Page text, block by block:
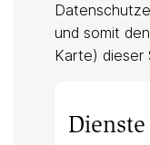
und somit
Karte) dieser
Dienste